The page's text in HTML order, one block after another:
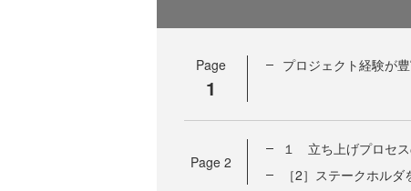
Page
1
プロジェクト経験が
Page 2
１ 立ち上げプロセス
［2］ステークホル